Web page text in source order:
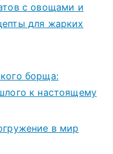
с овощами и
для жарких
борща:
к настоящему
в мир